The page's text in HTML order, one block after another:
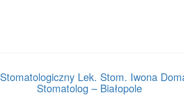
Lek. Stom. Iwona
Stomatolog – Białopole